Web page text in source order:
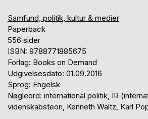
Samfund, politik, kultur & medier
Paperback
556 sider
ISBN: 9788771885675
Forlag: Books on Demand
Udgivelsesdato: 01.09.2016
Sprog: Engelsk
Nøgleord: international politik, IR
videnskabsteori, Kenneth Waltz, Karl